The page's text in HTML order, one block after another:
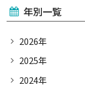
年別一覧
2026年
2025年
2024年